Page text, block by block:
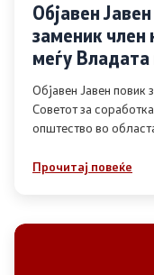
Отворени денови
организации
Финансиска поддршка
Објавен
заменик член
меѓу Владата
во областа
Објавен Јавен повик
Советот за
општество во
Прочитај повеќе